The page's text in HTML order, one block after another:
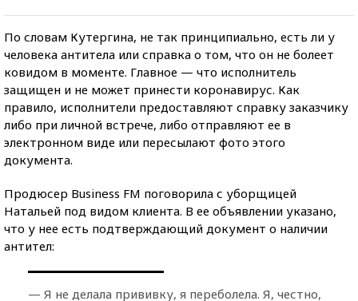
По словам Кутергина, не так принципиально, есть ли у
человека антитела или справка о том, что он не болеет
ковидом в моменте. Главное — что исполнитель
защищен и не может принести коронавирус. Как
правило, исполнители предоставляют справку заказчику
либо при личной встрече, либо отправляют ее в
электронном виде или пересылают фото этого
документа.
Продюсер Business FM поговорила с уборщицей
Натальей под видом клиента. В ее объявлении указано,
что у нее есть подтверждающий документ о наличии
антител:
— Я не делала прививку, я переболела. Я, честно,